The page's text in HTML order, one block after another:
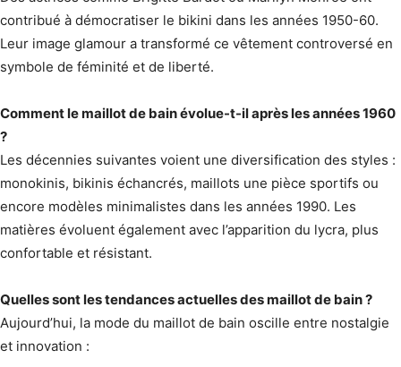
contribué à démocratiser le bikini dans les années 1950-60.
Leur image glamour a transformé ce vêtement controversé en
symbole de féminité et de liberté.
Comment le maillot de bain évolue-t-il après les années 1960
?
Les décennies suivantes voient une diversification des styles :
monokinis, bikinis échancrés, maillots une pièce sportifs ou
encore modèles minimalistes dans les années 1990. Les
matières évoluent également avec l’apparition du lycra, plus
confortable et résistant.
Quelles sont les tendances actuelles des maillot de bain ?
Aujourd’hui, la mode du maillot de bain oscille entre nostalgie
et innovation :